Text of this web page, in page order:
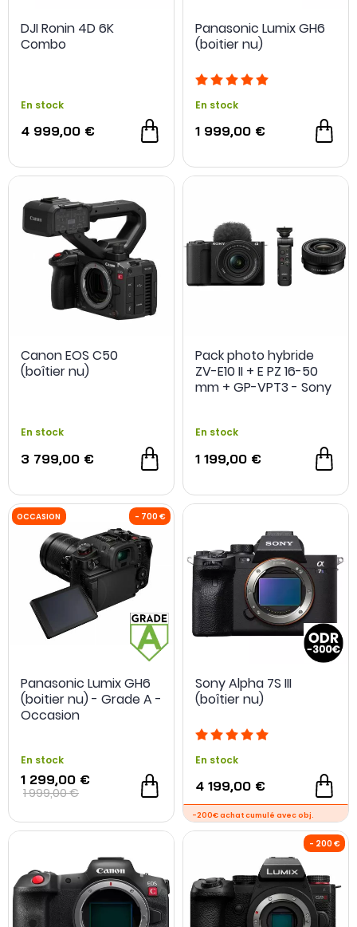
NOUVEAU
DJI Ronin 4D 6K
Combo
En stock
4 999,00 €
Panasonic Lumix GH6
(boitier nu)
En stock
1 999,00 €
Canon EOS C50
(boîtier nu)
En stock
3 799,00 €
Pack photo hybride
ZV-E10 II + E PZ 16-50
mm + GP-VPT3 - Sony
En stock
1 199,00 €
Panasonic Lumix GH6
(boitier nu) - Grade A -
Occasion
En stock
1 299,00 €
1 999,00 €
Sony Alpha 7S III
(boîtier nu)
En stock
4 199,00 €